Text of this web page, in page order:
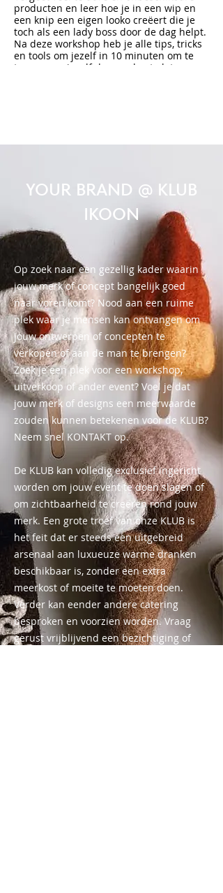
producten en leer hoe je in een wip en
een knip een eigen looko creëert die je
toch als een lady boss door de dag helpt.
Na deze workshop heb je alle tips, tricks
en tools om jezelf in 10 minuten om te
toveren en jezelf dag na dag te laten
SET THE EXAMPLE
YOUR BRAND @ KLUB
IKOON
Op zoek naar een gezellig kader waarin
jouw merk of concept bangelijk goed
naar voren komt? Nood aan een ruime
plek waar je mensen kan ontvangen om
jouw ontwerpen of concepten te
verkopen of aan de man te brengen?
Zoek je een plek voor een workshop,
uitverkoop of ander event? Voel je dat
jouw merk of designs een meerwaarde
zouden kunnen betekenen voor de KLUB?
Neem snel KONTAKT op.
De KLUB kan volledig exclusief ingericht
worden om jouw event te doen slagen of
om zichtbaarheid te creëren rond jouw
merk. Een grote troef van onze KLUB is
het feit dat er steeds een uitgebreid
arsenaal aan luxueuze warme dranken
beschikbaar is, zonder een extra
meerkost of moeite te moeten doen.
Verder kan eender andere catering
besproken en voorzien worden. Vraag
gerust vrijblijvend een bezichtiging of